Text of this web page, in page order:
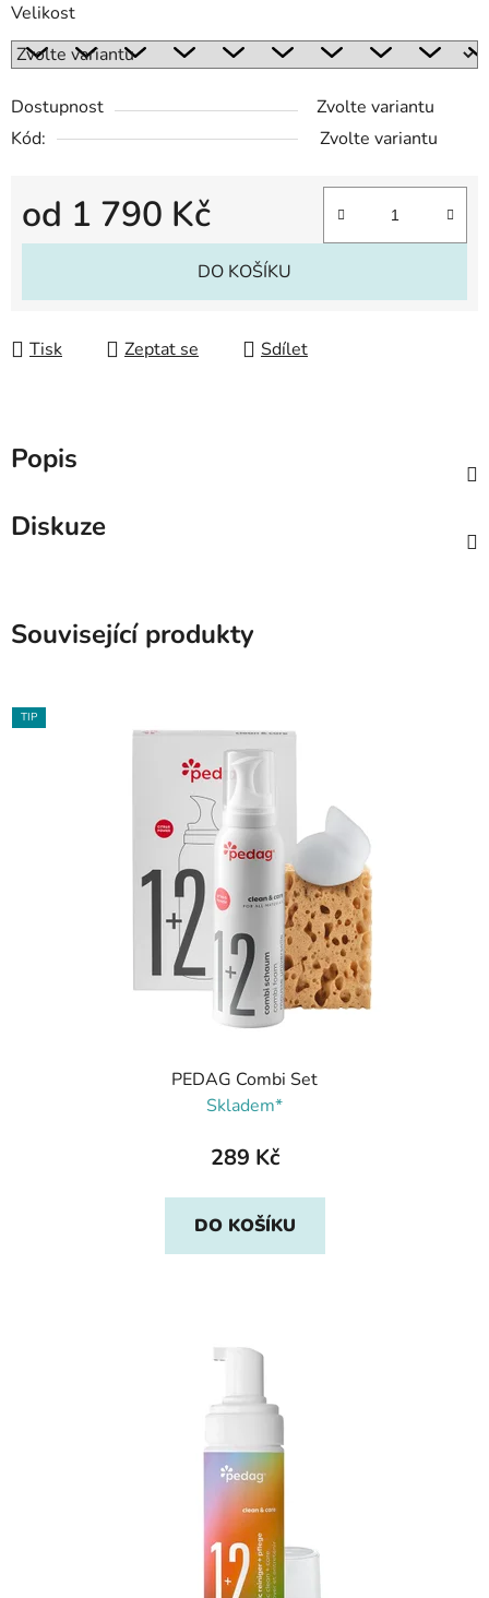
Velikost
Dostupnost
Zvolte variantu
Kód:
Zvolte variantu
od 1 790 Kč
Měrná cena:
DO KOŠÍKU
Tisk Zeptat se Sdílet
Popis
Diskuze
Související produkty
TIP
PEDAG Combi Set
Skladem*
289 Kč
DO KOŠÍKU